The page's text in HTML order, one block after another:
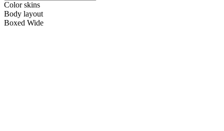
Color skins
Body layout
Boxed Wide